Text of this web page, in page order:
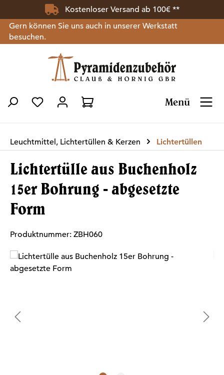
Zum Hauptinhalt springenKostenloser Versand ab 100€ **
Gern können Sie uns auch in unserer Werkstatt
besuchen.
Menü
Du hast 0 Produkte auf dem Merkzettel
Leuchtmittel, Lichtertüllen & Kerzen Lichtertüllen
Lichtertülle aus Buchenholz
15er Bohrung - abgesetzte
Form
Produktnummer: ZBH060
Bildergalerie überspringen